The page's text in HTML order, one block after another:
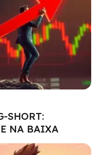
SHORT:
NA BAIXA